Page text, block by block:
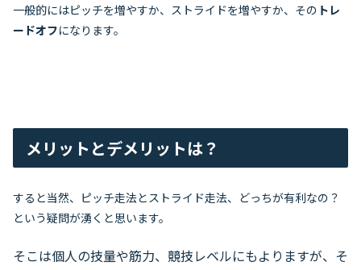
一般的にはピッチを増やすか、ストライドを増やすか、その トレ
ードオフになります。
メリットとデメリットは？
すると当然、ピッチ走法とストライド走法、どっちが有利なの？
という疑問が湧くと思います。
そこは個人の技量や筋力、競技レベルにもよりますが、そ